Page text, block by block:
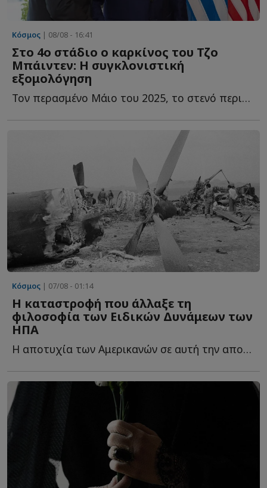
Κόσμος | 08/08 - 16:41
Στο 4ο στάδιο ο καρκίνος του Τζο
Μπάιντεν: Η συγκλονιστική
εξομολόγηση
Τον περασμένο Μάιο του 2025, το στενό περιβάλλον του Τζο Μ...
Κόσμος | 07/08 - 01:14
Η καταστροφή που άλλαξε τη
φιλοσοφία των Ειδικών Δυνάμεων των
ΗΠΑ
Η αποτυχία των Αμερικανών σε αυτή την αποστολή στο Ι...